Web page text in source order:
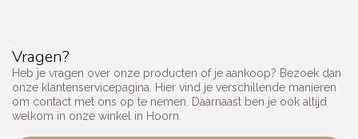
Vragen?
Heb je vragen over onze producten of je aankoop? Bezoek dan
onze klantenservicepagina. Hier vind je verschillende manieren
om contact met ons op te nemen. Daarnaast ben je ook altijd
welkom in onze winkel in Hoorn.